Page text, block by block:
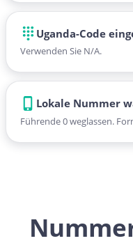
Uganda-Code
Verwenden Sie N/A.
Lokale Nummer
Führende 0 weglassen.